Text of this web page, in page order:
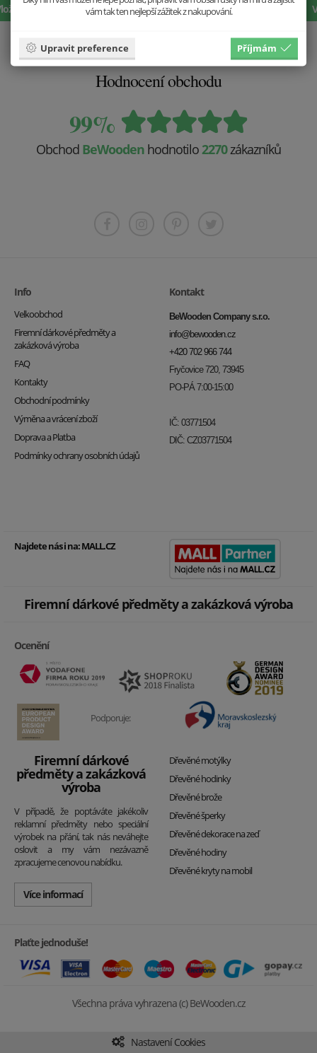
Vložit do košíku
Hodnocení obchodu
99%
Obchod BeWooden hodnotilo 2270zákazníků
Info
Velkoobchod
Firemní dárkové předměty a
zakázková výroba
FAQ
Kontakty
Obchodní podmínky
Výměna a vrácení zboží
Doprava a Platba
Podmínky ochrany osobních údajů
Kontakt
BeWooden Company s.r.o.
info@bewooden.cz
+420 702 966 744
Fryčovice 720, 73945
PO-PÁ 7:00-15:00
IČ: 03771504
DIČ: CZ03771504
Najdete nás i na:MALL.CZ
Firemní dárkové předměty a zakázková výroba
Ocenění
Podporuje:
Firemní dárkové
předměty a zakázková
výroba
V případě, že poptáváte jakékoliv
reklamní předměty nebo speciální
výrobek na přání, tak nás neváhejte
oslovit a my vám nezávazně
zpracujeme cenovou nabídku.
Více informací
Dřevěné motýlky
Dřevěné hodinky
Dřevěné brože
Dřevěné šperky
Dřevěné dekorace na zeď
Dřevěné hodiny
Dřevěné kryty na mobil
Plaťte jednoduše!
Všechna práva vyhrazena (c) BeWooden.cz
Nastavení Cookies
vám tak ten nejlepší zážitek z nakupování.
Upravit preference Příjmám